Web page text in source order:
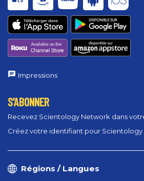
Impressions
S’ABONNER
Recevez Scientology Network dans
Créez votre identifiant pour
Régions / Langues